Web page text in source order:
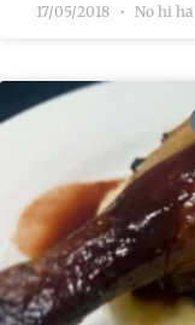
17/05/2018 No hi